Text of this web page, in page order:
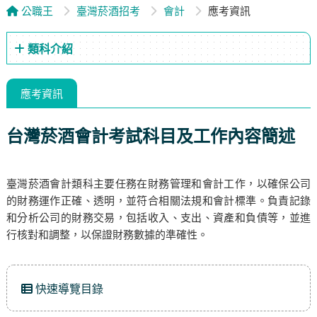
公職王 臺灣菸酒招考 會計 應考資訊
類科介紹
應考資訊
台灣菸酒會計考試科目及工作內容簡述
臺灣菸酒會計類科主要任務在財務管理和會計工作，以確保公司
的財務運作正確、透明，並符合相關法規和會計標準。負責記錄
和分析公司的財務交易，包括收入、支出、資產和負債等，並進
行核對和調整，以保證財務數據的準確性。
快速導覽目錄